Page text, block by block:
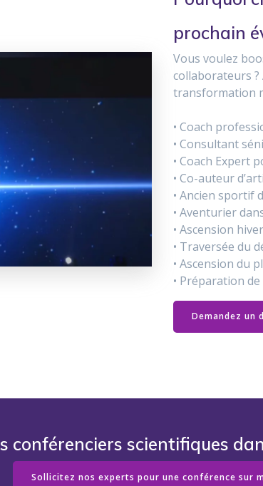
prochain
Vous voulez
collaborateurs
transformation
• Coach
• Consultant
• Coach Expert
• Co-auteur
• Ancien sportif
• Aventurier
• Ascension
• Traversée du
• Ascension du
• Préparation
Demandez un
conférenciers scientifiques
Sollicitez nos experts pour une conférence sur